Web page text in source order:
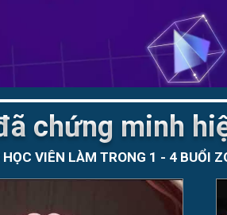
chứng minh
VIÊN LÀM TRONG 1 - 4 BUỔI